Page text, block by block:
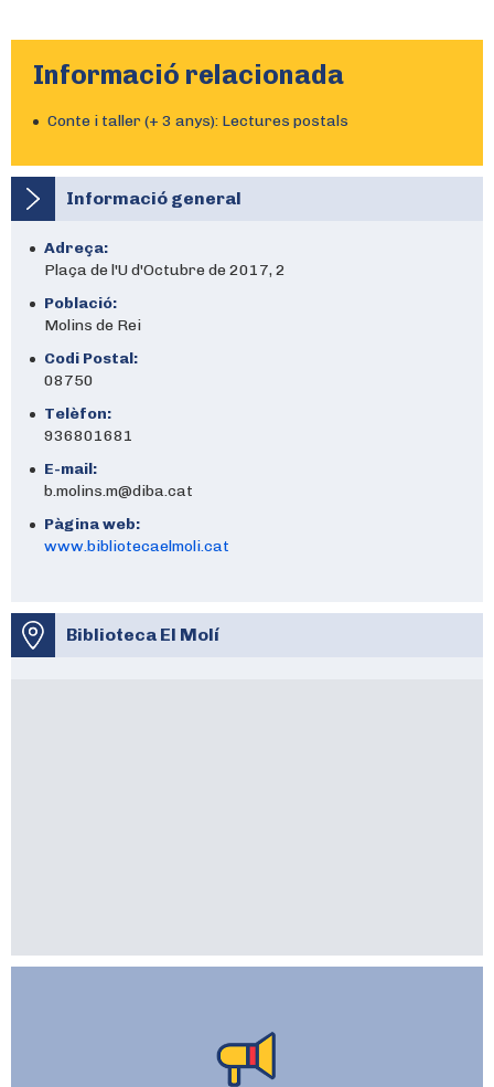
Informació relacionada
Conte i taller (+ 3 anys): Lectures postals
Informació general
Adreça:
Plaça de l'U d'Octubre de 2017, 2
Població:
Molins de Rei
Codi Postal:
08750
Telèfon:
936801681
E-mail:
b.molins.m@diba.cat
Pàgina web:
www.bibliotecaelmoli.cat
Biblioteca El Molí